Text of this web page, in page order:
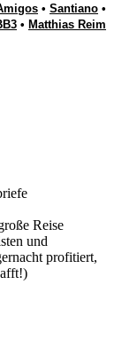
• Santiano •
• Matthias Reim
Reise
und
profitiert,